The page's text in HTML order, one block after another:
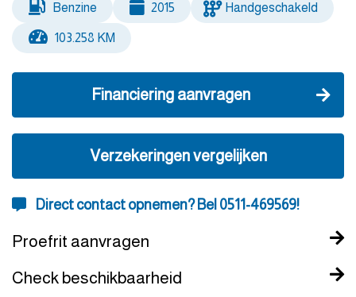
Benzine 2015 Handgeschakeld
103.258 KM
Financiering aanvragen
Verzekeringen vergelijken
Direct contact opnemen? Bel 0511-469569!
Proefrit aanvragen
Check beschikbaarheid